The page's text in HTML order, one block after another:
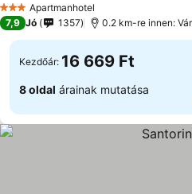
3 KategóriaApartmanhotel
7,9 Jó 1357 0.2 km-re innen:
Kezdőár: 16 669 Ft
8 oldal árainak mutatása